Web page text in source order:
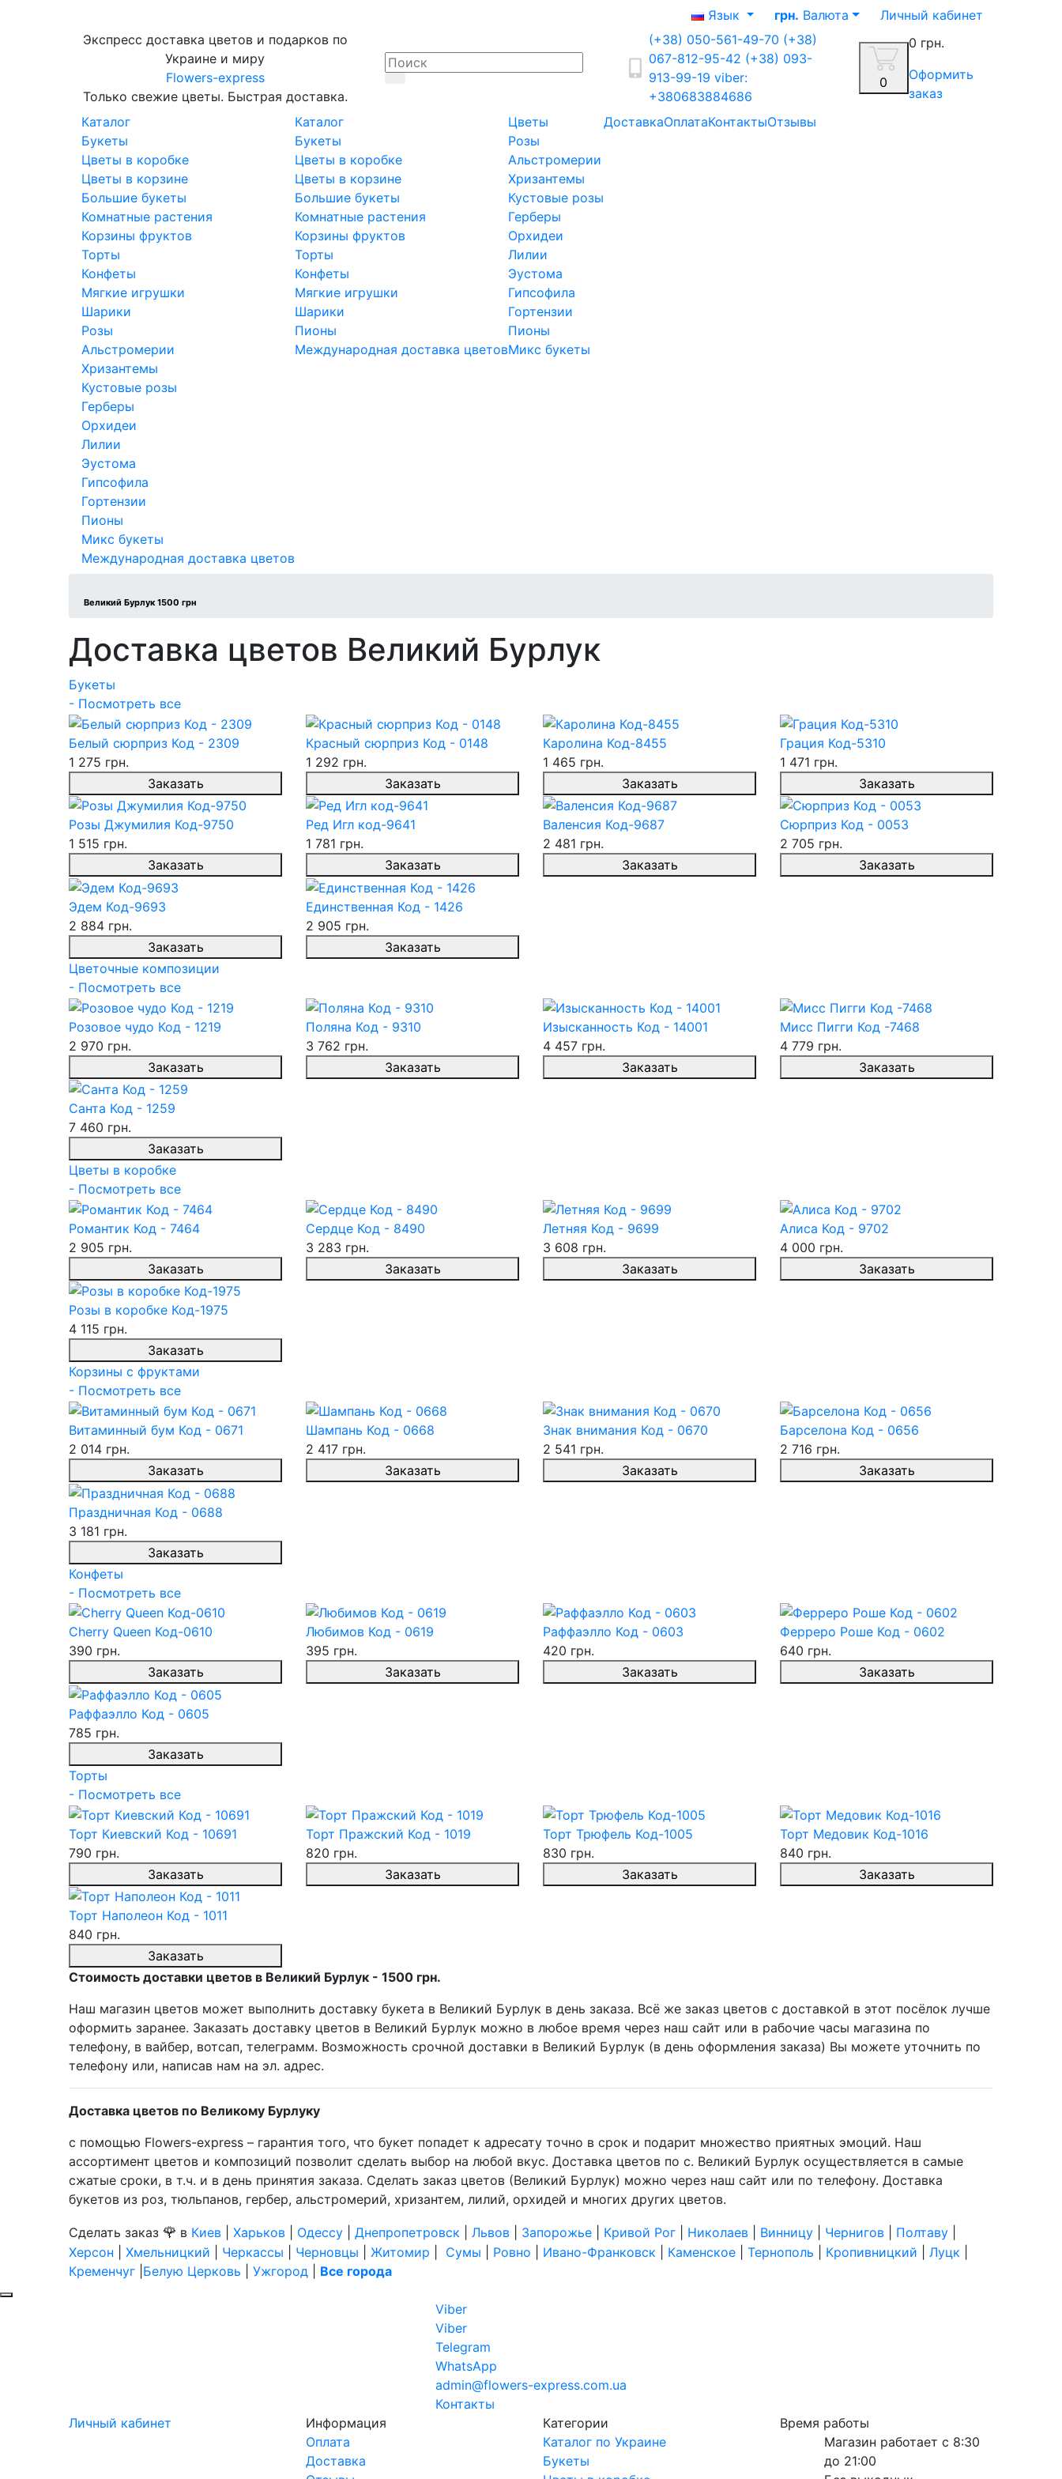
Язык грн. Валюта
Личный кабинет
Экспресс доставка цветов и подарков по
Украине и миру
Flowers-express
Только свежие цветы. Быстрая доставка.
(+38) 050-561-49-70 (+38)
067-812-95-42 (+38) 093-
913-99-19 viber:
+380683884686
0
0 грн.
Оформить
заказ
Каталог
Букеты
Цветы в коробке
Цветы в корзине
Большие букеты
Комнатные растения
Корзины фруктов
Торты
Конфеты
Мягкие игрушки
Шарики
Розы
Альстромерии
Хризантемы
Кустовые розы
Герберы
Орхидеи
Лилии
Эустома
Гипсофила
Гортензии
Пионы
Микс букеты
Международная доставка цветов
Каталог
Букеты
Цветы в коробке
Цветы в корзине
Большие букеты
Комнатные растения
Корзины фруктов
Торты
Конфеты
Мягкие игрушки
Шарики
Пионы
Международная доставка цветов
Цветы
Розы
Альстромерии
Хризантемы
Кустовые розы
Герберы
Орхидеи
Лилии
Эустома
Гипсофила
Гортензии
Пионы
Микс букеты
ДоставкаОплатаКонтактыОтзывы
Великий Бурлук 1500 грн
Доставка цветов Великий Бурлук
Букеты
- Посмотреть все
Белый сюрприз Код - 2309
1 275 грн.
Заказать
Красный сюрприз Код - 0148
1 292 грн.
Заказать
Каролина Код-8455
1 465 грн.
Заказать
Грация Код-5310
1 471 грн.
Заказать
Розы Джумилия Код-9750
1 515 грн.
Заказать
Ред Игл код-9641
1 781 грн.
Заказать
Валенсия Код-9687
2 481 грн.
Заказать
Сюрприз Код - 0053
2 705 грн.
Заказать
Эдем Код-9693
2 884 грн.
Заказать
Единственная Код - 1426
2 905 грн.
Заказать
Цветочные композиции
- Посмотреть все
Розовое чудо Код - 1219
2 970 грн.
Заказать
Поляна Код - 9310
3 762 грн.
Заказать
Изысканность Код - 14001
4 457 грн.
Заказать
Мисс Пигги Код -7468
4 779 грн.
Заказать
Санта Код - 1259
7 460 грн.
Заказать
Цветы в коробке
- Посмотреть все
Романтик Код - 7464
2 905 грн.
Заказать
Сердце Код - 8490
3 283 грн.
Заказать
Летняя Код - 9699
3 608 грн.
Заказать
Алиса Код - 9702
4 000 грн.
Заказать
Розы в коробке Код-1975
4 115 грн.
Заказать
Корзины с фруктами
- Посмотреть все
Витаминный бум Код - 0671
2 014 грн.
Заказать
Шампань Код - 0668
2 417 грн.
Заказать
Знак внимания Код - 0670
2 541 грн.
Заказать
Барселона Код - 0656
2 716 грн.
Заказать
Праздничная Код - 0688
3 181 грн.
Заказать
Конфеты
- Посмотреть все
Cherry Queen Код-0610
390 грн.
Заказать
Любимов Код - 0619
395 грн.
Заказать
Раффаэлло Код - 0603
420 грн.
Заказать
Ферреро Роше Код - 0602
640 грн.
Заказать
Раффаэлло Код - 0605
785 грн.
Заказать
Торты
- Посмотреть все
Торт Киевский Код - 10691
790 грн.
Заказать
Торт Пражский Код - 1019
820 грн.
Заказать
Торт Трюфель Код-1005
830 грн.
Заказать
Торт Медовик Код-1016
840 грн.
Заказать
Торт Наполеон Код - 1011
840 грн.
Заказать
Стоимость доставки цветов в Великий Бурлук - 1500 грн.
Наш магазин цветов может выполнить доставку букета в Великий Бурлук в день заказа. Всё же заказ цветов с доставкой в этот посёлок лучше
оформить заранее. Заказать доставку цветов в Великий Бурлук можно в любое время через наш сайт или в рабочие часы магазина по
телефону, в вайбер, вотсап, телеграмм. Возможность срочной доставки в Великий Бурлук (в день оформления заказа) Вы можете уточнить по
телефону или, написав нам на эл. адрес.
Доставка цветов по Великому Бурлуку
с помощью Flowers-express – гарантия того, что букет попадет к адресату точно в срок и подарит множество приятных эмоций. Наш
ассортимент цветов и композиций позволит сделать выбор на любой вкус. Доставка цветов по с. Великий Бурлук осуществляется в самые
сжатые сроки, в т.ч. и в день принятия заказа. Сделать заказ цветов (Великий Бурлук) можно через наш сайт или по телефону. Доставка
букетов из роз, тюльпанов, гербер, альстромерий, хризантем, лилий, орхидей и многих других цветов.
Сделать заказ 🌹 в Киев Харьков Одессу Днепропетровск Львов Запорожье Кривой Рог Николаев Винницу Чернигов Полтаву
Херсон
Хмельницкий Черкассы Черновцы Житомир Сумы Ровно Ивано-Франковск Каменское Тернополь Кропивницкий Луцк
Кременчуг Белую Церковь Ужгород Все города
Viber
Viber
Telegram
WhatsApp
admin@flowers-express.com.ua
Контакты
Личный кабинет
Информация
Оплата
Доставка
Категории
Каталог по Украине
Букеты
Время работы
Магазин работает с 8:30
до 21:00